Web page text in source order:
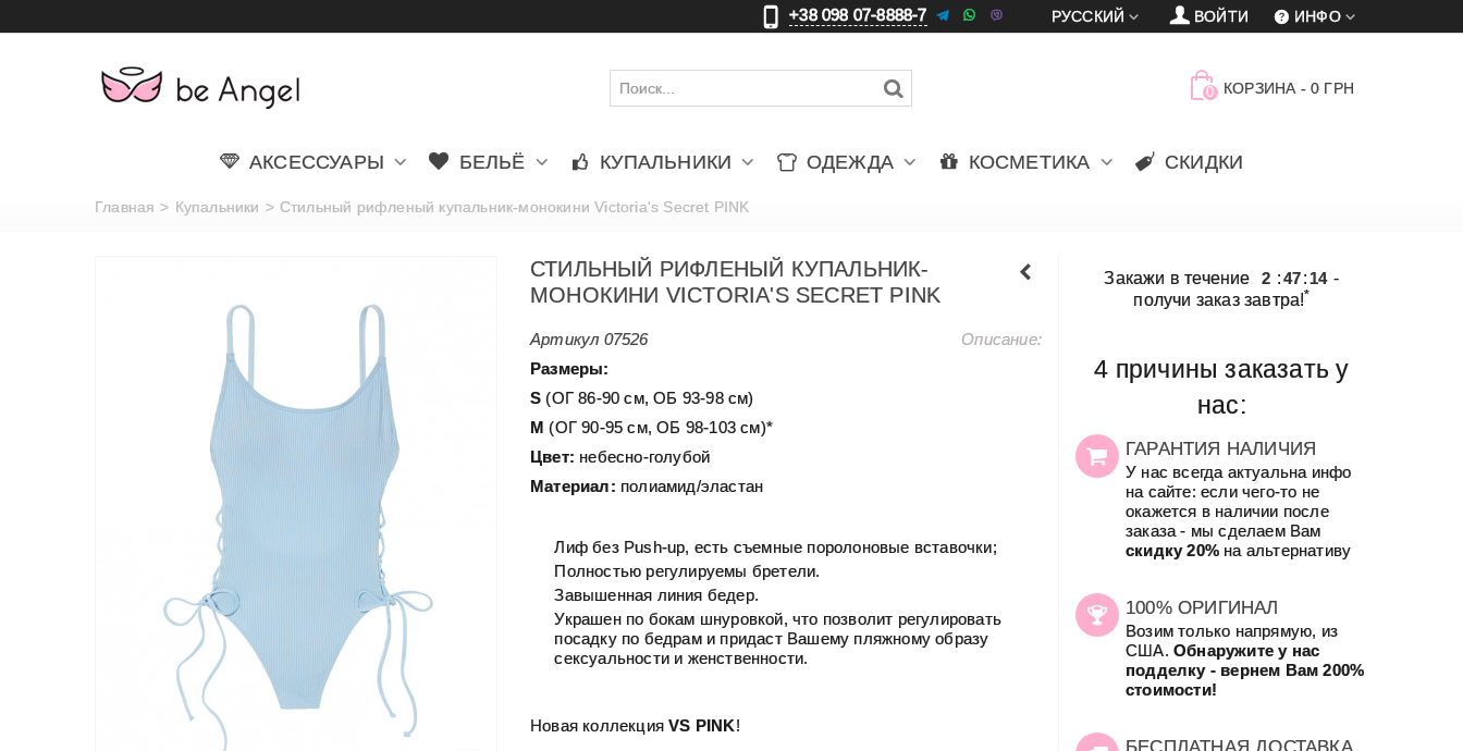
+38 098 07-8888-7 更 車 賈 ИНФО
ВОЙТИ
РУССКИЙ
0 КОРЗИНА - 0 ГРН
АКСЕССУАРЫ БЕЛЬЁ КУПАЛЬНИКИ ОДЕЖДА КОСМЕТИКА СКИДКИ
Главная > Купальники > Стильный рифленый купальник-монокини Victoria's Secret PINK
СТИЛЬНЫЙ РИФЛЕНЫЙ КУПАЛЬНИК-
МОНОКИНИ VICTORIA'S SECRET PINK
Артикул 07526
Описание:
Размеры:
S(ОГ 86-90 см, ОБ 93-98 см)
М(ОГ 90-95 см, ОБ 98-103 см)*
Цвет: небесно-голубой
Материал: полиамид/эластан
Лиф без Push-up, есть съемные поролоновые вставочки;
Полностью регулируемы бретели.
Завышенная линия бедер.
Украшен по бокам шнуровкой, что позволит регулировать
посадку по бедрам и придаст Вашему пляжному образу
сексуальности и женственности.
Новая коллекцияVS PINK!
Закажи в течение 2 :47:14 -
получи заказ завтра!*
4 причины заказать у
нас:
ГАРАНТИЯ НАЛИЧИЯ
У нас всегда актуальна инфо
на сайте: если чего-то не
окажется в наличии после
заказа - мы сделаем Вам
скидку 20%на альтернативу
100% ОРИГИНАЛ
Возим только напрямую, из
США. Обнаружите у нас
подделку - вернем Вам 200%
стоимости!
БЕСПЛАТНАЯ ДОСТАВКА